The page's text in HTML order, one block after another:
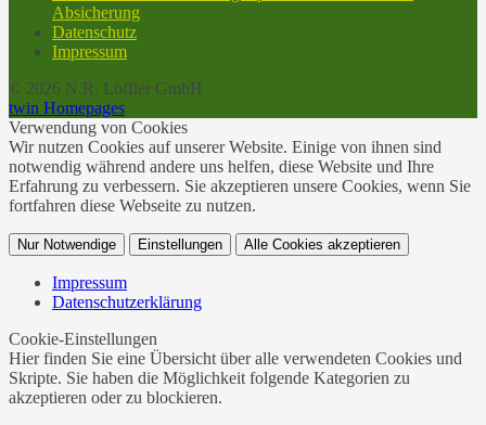
Absicherung
Datenschutz
Impressum
© 2026 N.R. Löffler GmbH
twin Homepages
Verwendung von Cookies
Wir nutzen Cookies auf unserer Website. Einige von ihnen sind
notwendig während andere uns helfen, diese Website und Ihre
Erfahrung zu verbessern. Sie akzeptieren unsere Cookies, wenn Sie
fortfahren diese Webseite zu nutzen.
Nur Notwendige Einstellungen Alle Cookies akzeptieren
Impressum
Datenschutzerklärung
Cookie-Einstellungen
Hier finden Sie eine Übersicht über alle verwendeten Cookies und
Skripte. Sie haben die Möglichkeit folgende Kategorien zu
akzeptieren oder zu blockieren.